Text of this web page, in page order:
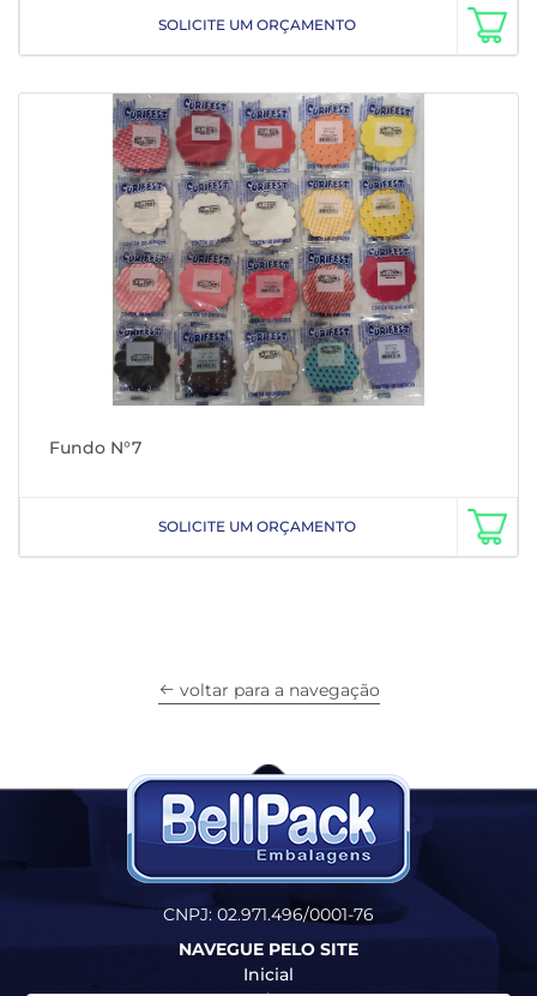
SOLICITE UM ORÇAMENTO
Fundo N°7
SOLICITE UM ORÇAMENTO
voltar para a navegação
CNPJ: 02.971.496/0001-76
NAVEGUE PELO SITE
Inicial